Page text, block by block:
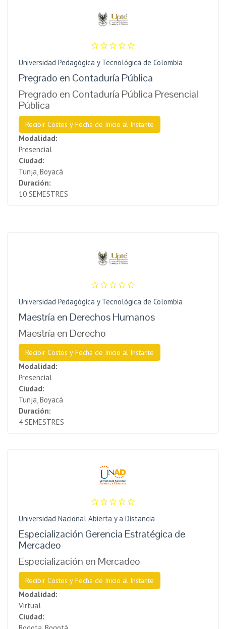
Universidad Pedagógica y Tecnológica de Colombia
Pregrado en Contaduría Pública
Pregrado en Contaduría Pública Presencial
Pública
Recibir Costos y Fecha de Inicio al Instante
Modalidad:
Presencial
Ciudad:
Tunja, Boyacá
Duración:
10 SEMESTRES
Universidad Pedagógica y Tecnológica de Colombia
Maestría en Derechos Humanos
Maestría en Derecho
Recibir Costos y Fecha de Inicio al Instante
Modalidad:
Presencial
Ciudad:
Tunja, Boyacá
Duración:
4 SEMESTRES
Universidad Nacional Abierta y a Distancia
Especialización Gerencia Estratégica de
Mercadeo
Especialización en Mercadeo
Recibir Costos y Fecha de Inicio al Instante
Modalidad:
Virtual
Ciudad: